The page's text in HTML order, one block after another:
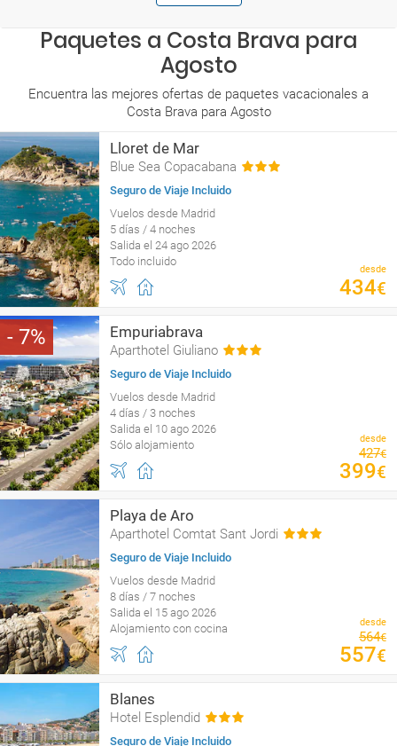
Paquetes a Costa Brava para
Agosto
Encuentra las mejores ofertas de paquetes vacacionales a
Costa Brava para Agosto
Lloret de Mar
Blue Sea Copacabana
Seguro de Viaje Incluido
Vuelos desde Madrid
5 días / 4 noches
Salida el 24 ago 2026
Todo incluido
desde
434€
7 Empuriabrava
Aparthotel Giuliano
Seguro de Viaje Incluido
Vuelos desde Madrid
4 días / 3 noches
Salida el 10 ago 2026
Sólo alojamiento
desde
427€
399€
Playa de Aro
Aparthotel Comtat Sant Jordi
Seguro de Viaje Incluido
Vuelos desde Madrid
8 días / 7 noches
Salida el 15 ago 2026
Alojamiento con cocina
desde
564€
557€
Blanes
Hotel Esplendid
Seguro de Viaje Incluido